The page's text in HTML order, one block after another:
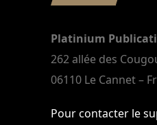
Platinium
262 allée des
06110 Le Cannet –
Pour contacter le